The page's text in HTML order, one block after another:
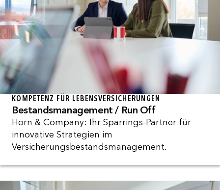
KOMPETENZ FÜR LEBENSVERSICHERUNGEN
Bestandsmanagement / Run Off
Horn & Company: Ihr Sparrings-Partner für
innovative Strategien im
Versicherungsbestandsmanagement.